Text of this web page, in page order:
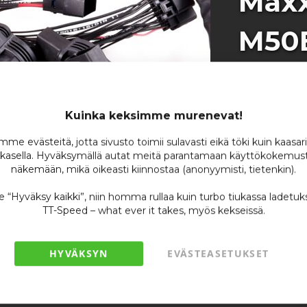
Kuinka keksimme murenevat!
evästeitä, jotta sivusto toimii sulavasti eikä töki kuin
Hyväksymällä autat meitä parantamaan
näkemään, mikä oikeasti kiinnostaa (anonyymisti, tietenkin).
“Hyväksy kaikki”, niin homma rullaa kuin turbo tiukassa
TT-Speed – what ever it takes, myös kekseissä.
HYVÄKSYN EVÄSTEASETUKSET
Ole